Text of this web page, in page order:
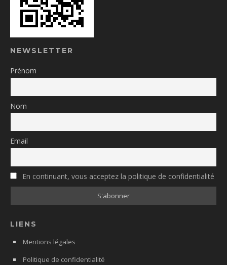
NEWSLETTER
Prénom
Nom
Email
En continuant, vous acceptez la politique de confidentialité
LIENS
Mentions légales
Politique de confidentialité